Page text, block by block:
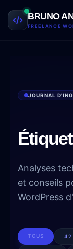
Aller au contenu
BRUNO
FREELANCE
JOURNAL
Analyses
et conseils
WordPress
TOUS 42